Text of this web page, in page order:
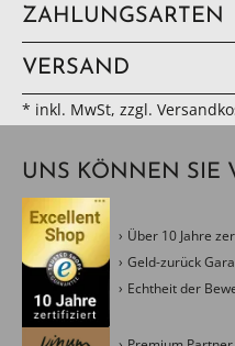
ZAHLUNGSARTEN
VERSAND
* inkl. MwSt, zzgl.
UNS KÖNNEN SIE
Über 10 Jahre
Geld-zurück
Echtheit der